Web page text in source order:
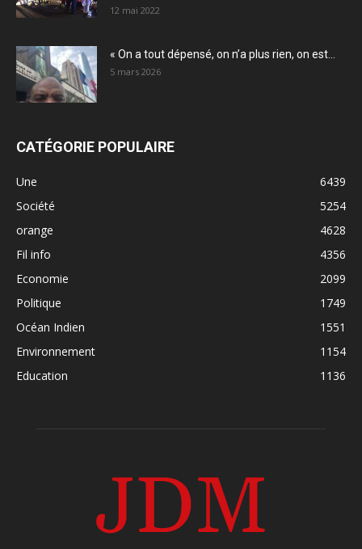
12 mai 2022
« On a tout dépensé, on n’a plus rien, on est...
5 mars 2026
CATÉGORIE POPULAIRE
Une
6439
Société
5254
orange
4628
Fil info
4356
Economie
2099
Politique
1749
Océan Indien
1551
Environnement
1154
Education
1136